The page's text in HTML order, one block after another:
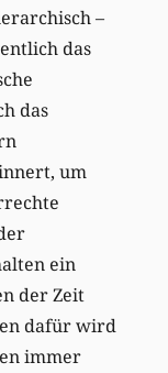
–
das
das
um
ein
der Zeit
dafür wird
immer